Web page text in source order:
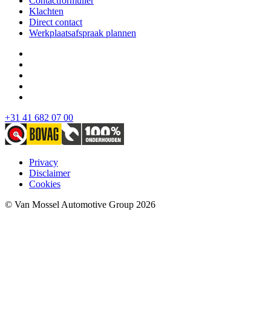
Klachten
Direct contact
Werkplaatsafspraak plannen
+31 41 682 07 00
Privacy
Disclaimer
Cookies
© Van Mossel Automotive Group 2026